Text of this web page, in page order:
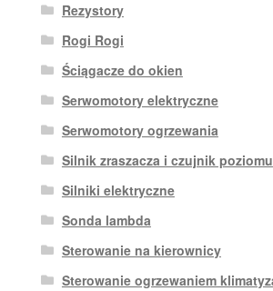
Rezystory
Rogi Rogi
Ściągacze do okien
Serwomotory elektryczne
Serwomotory ogrzewania
Silnik zraszacza i czujnik poziomu
Silniki elektryczne
Sonda lambda
Sterowanie na kierownicy
Sterowanie ogrzewaniem